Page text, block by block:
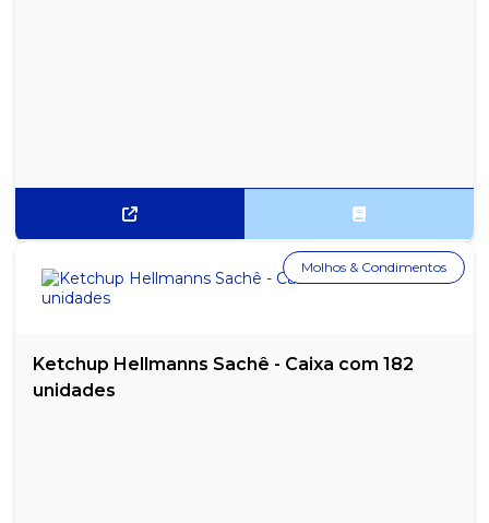
Ketchup Hellmanns Sachê - Caixa com 182
unidades
Molhos & Condimentos